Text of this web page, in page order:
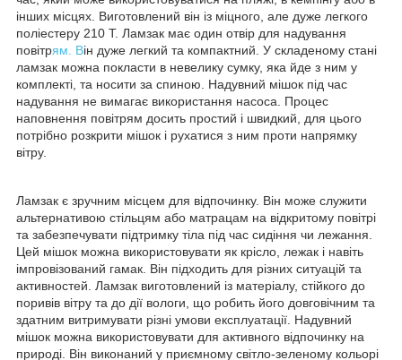
інших місцях. Виготовлений він із міцного, але дуже легкого
поліестеру 210 Т. Ламзак має один отвір для надування
повітрям. Він дуже легкий та компактний. У складеному стані
ламзак можна покласти в невелику сумку, яка йде з ним у
комплекті, та носити за спиною. Надувний мішок під час
надування не вимагає використання насоса. Процес
наповнення повітрям досить простий і швидкий, для цього
потрібно розкрити мішок і рухатися з ним проти напрямку
вітру.
Ламзак є зручним місцем для відпочинку. Він може служити
альтернативою стільцям або матрацам на відкритому повітрі
та забезпечувати підтримку тіла під час сидіння чи лежання.
Цей мішок можна використовувати як крісло, лежак і навіть
імпровізований гамак. Він підходить для різних ситуацій та
активностей. Ламзак виготовлений із матеріалу, стійкого до
поривів вітру та до дії вологи, що робить його довговічним та
здатним витримувати різні умови експлуатації. Надувний
мішок можна використовувати для активного відпочинку на
природі. Він виконаний у приємному світло-зеленому кольорі